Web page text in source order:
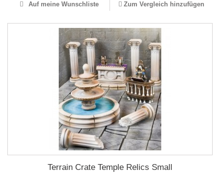
Auf meine Wunschliste Zum Vergleich hinzufügen
Terrain Crate Temple Relics Small